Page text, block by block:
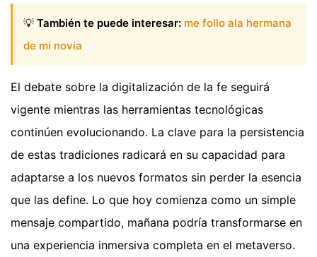
💡 También te puede interesar: me follo ala hermana
de mi novia
El debate sobre la digitalización de la fe seguirá
vigente mientras las herramientas tecnológicas
continúen evolucionando. La clave para la persistencia
de estas tradiciones radicará en su capacidad para
adaptarse a los nuevos formatos sin perder la esencia
que las define. Lo que hoy comienza como un simple
mensaje compartido, mañana podría transformarse en
una experiencia inmersiva completa en el metaverso.